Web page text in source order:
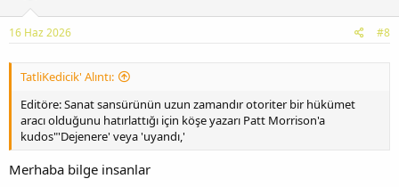
16 Haz 2026 #8
TatliKedicik' Alıntı:
Editöre: Sanat sansürünün uzun zamandır otoriter bir hükümet
aracı olduğunu hatırlattığı için köşe yazarı Patt Morrison'a
kudos"'Dejenere' veya 'uyandı,'
Merhaba bilge insanlar